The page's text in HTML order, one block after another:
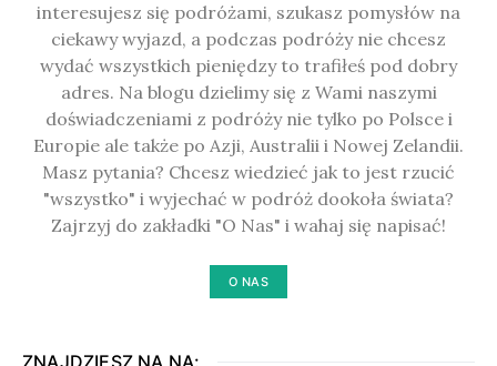
interesujesz się podróżami, szukasz pomysłów na
ciekawy wyjazd, a podczas podróży nie chcesz
wydać wszystkich pieniędzy to trafiłeś pod dobry
adres. Na blogu dzielimy się z Wami naszymi
doświadczeniami z podróży nie tylko po Polsce i
Europie ale także po Azji, Australii i Nowej Zelandii.
Masz pytania? Chcesz wiedzieć jak to jest rzucić
"wszystko" i wyjechać w podróż dookoła świata?
Zajrzyj do zakładki "O Nas" i wahaj się napisać!
O NAS
ZNAJDZIESZ NA NA: